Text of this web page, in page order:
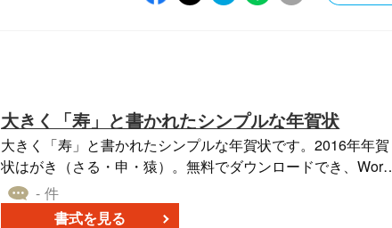
大きく「寿」と書かれたシンプルな年賀状
大きく「寿」と書かれたシンプルな年賀状です。2016年年賀
状はがき（さる・申・猿）。無料でダウンロードでき、Word
ファイルになっているためそのまま印刷できます。
- 件
書式を見る